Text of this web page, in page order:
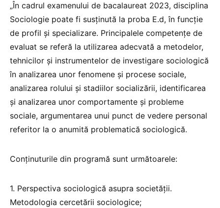
„În cadrul examenului de bacalaureat 2023, disciplina
Sociologie poate fi susținută la proba E.d, în funcție
de profil și specializare. Principalele competențe de
evaluat se referă la utilizarea adecvată a metodelor,
tehnicilor și instrumentelor de investigare sociologică
în analizarea unor fenomene și procese sociale,
analizarea rolului și stadiilor socializării, identificarea
și analizarea unor comportamente și probleme
sociale, argumentarea unui punct de vedere personal
referitor la o anumită problematică sociologică.
Conținuturile din programă sunt următoarele:
1. Perspectiva sociologică asupra societății.
Metodologia cercetării sociologice;